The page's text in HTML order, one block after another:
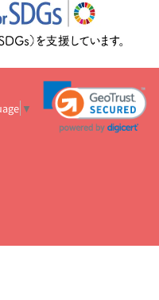
お祝いを贈るときのマナー・
ム一覧
誕生日のお花を「色
算相場
出産祝いお役立ち情
祝い花のマナー総まとめ
職
開店祝いの花 選び方ガイ
排出量削減 / SDGsを考える
▼